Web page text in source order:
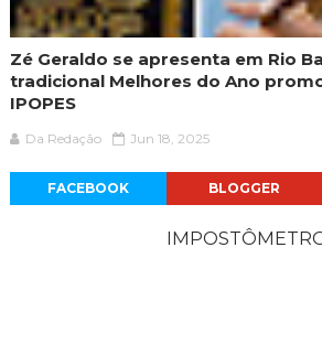
Zé Geraldo se apresenta em Rio
tradicional Melhores do Ano
IPOPES
Da Redação Jun 18, 2025
FACEBOOK BLOGGER